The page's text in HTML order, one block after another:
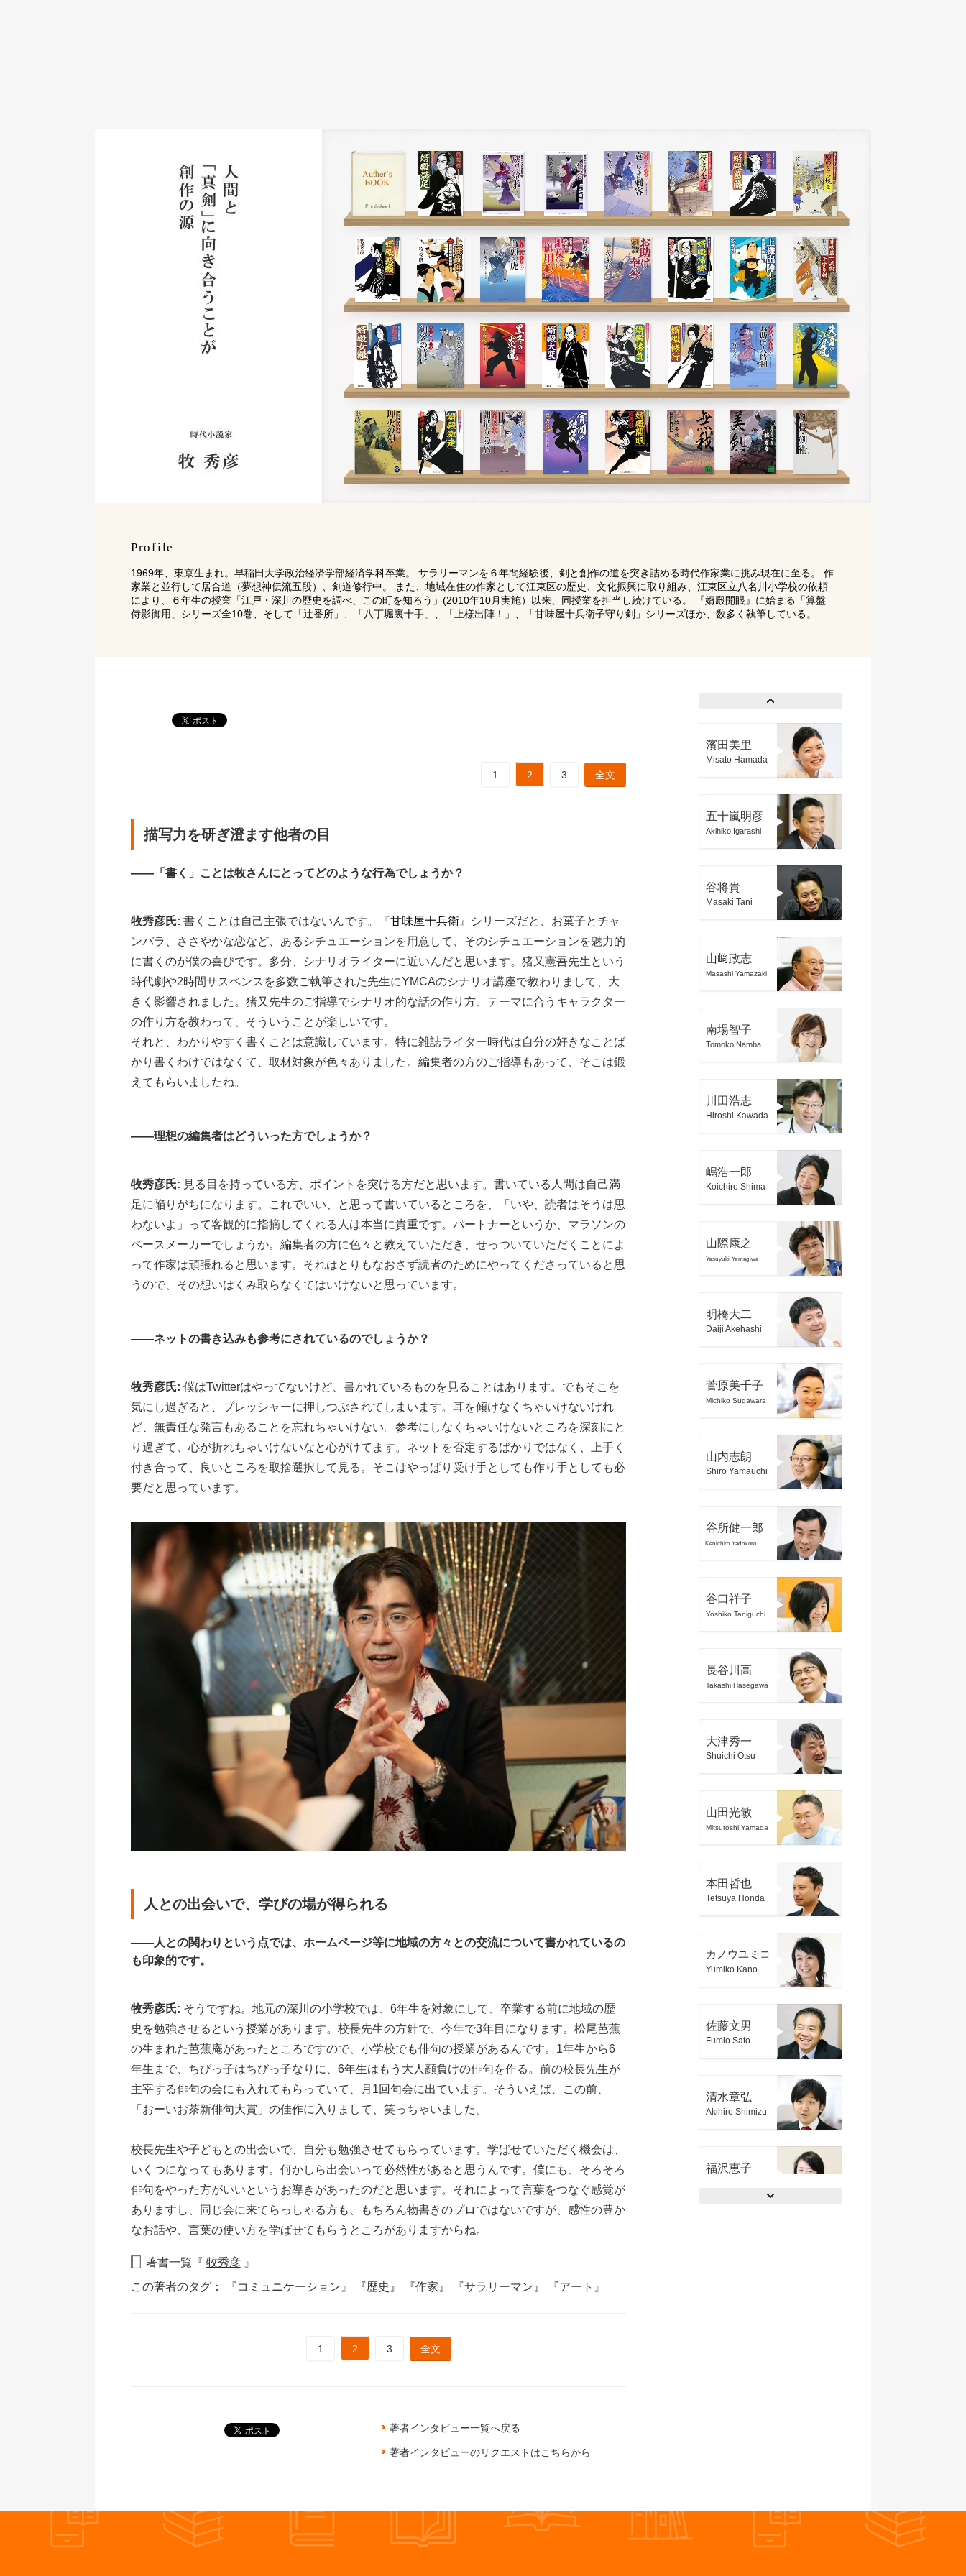
Profile
1969年、東京生まれ。早稲田大学政治経済学部経済学科卒業。 サラリーマンを６年間経験後、剣と創作の道を突き詰める時代作家業に挑み現在に至る。 作
家業と並行して居合道（夢想神伝流五段）、剣道修行中。 また、地域在住の作家として江東区の歴史、文化振興に取り組み、江東区立八名川小学校の依頼
により、６年生の授業「江戸・深川の歴史を調べ、この町を知ろう」(2010年10月実施）以来、同授業を担当し続けている。 『婿殿開眼』に始まる「算盤
侍影御用」シリーズ全10巻、そして「辻番所」、「八丁堀裏十手」、「上様出陣！」、「甘味屋十兵衛子守り剣」シリーズほか、数多く執筆している。
1 2 3 全文
描写力を研ぎ澄ます他者の目
――「書く」ことは牧さんにとってどのような行為でしょうか？
牧秀彦氏: 書くことは自己主張ではないんです。『甘味屋十兵衛 』シリーズだと、お菓子とチャ
ンバラ、ささやかな恋など、あるシチュエーションを用意して、そのシチュエーションを魅力的
に書くのが僕の喜びです。多分、シナリオライターに近いんだと思います。猪又憲吾先生という
時代劇や2時間サスペンスを多数ご執筆された先生にYMCAのシナリオ講座で教わりまして、大
きく影響されました。猪又先生のご指導でシナリオ的な話の作り方、テーマに合うキャラクター
の作り方を教わって、そういうことが楽しいです。
それと、わかりやすく書くことは意識しています。特に雑誌ライター時代は自分の好きなことば
かり書くわけではなくて、取材対象が色々ありました。編集者の方のご指導もあって、そこは鍛
えてもらいましたね。
――理想の編集者はどういった方でしょうか？
牧秀彦氏: 見る目を持っている方、ポイントを突ける方だと思います。書いている人間は自己満
足に陥りがちになります。これでいい、と思って書いているところを、「いや、読者はそうは思
わないよ」って客観的に指摘してくれる人は本当に貴重です。パートナーというか、マラソンの
ペースメーカーでしょうか。編集者の方に色々と教えていただき、せっついていただくことによ
って作家は頑張れると思います。それはとりもなおさず読者のためにやってくださっていると思
うので、その想いはくみ取らなくてはいけないと思っています。
――ネットの書き込みも参考にされているのでしょうか？
牧秀彦氏: 僕はTwitterはやってないけど、書かれているものを見ることはあります。でもそこを
気にし過ぎると、プレッシャーに押しつぶされてしまいます。耳を傾けなくちゃいけないけれ
ど、無責任な発言もあることを忘れちゃいけない。参考にしなくちゃいけないところを深刻にと
り過ぎて、心が折れちゃいけないなと心がけてます。ネットを否定するばかりではなく、上手く
付き合って、良いところを取捨選択して見る。そこはやっぱり受け手としても作り手としても必
要だと思っています。
人との出会いで、学びの場が得られる
――人との関わりという点では、ホームページ等に地域の方々との交流について書かれているの
も印象的です。
牧秀彦氏: そうですね。地元の深川の小学校では、6年生を対象にして、卒業する前に地域の歴
史を勉強させるという授業があります。校長先生の方針で、今年で3年目になります。松尾芭蕉
の生まれた芭蕉庵があったところですので、小学校でも俳句の授業があるんです。1年生から6
年生まで、ちびっ子はちびっ子なりに、6年生はもう大人顔負けの俳句を作る。前の校長先生が
主宰する俳句の会にも入れてもらっていて、月1回句会に出ています。そういえば、この前、
「おーいお茶新俳句大賞」の佳作に入りまして、笑っちゃいました。
校長先生や子どもとの出会いで、自分も勉強させてもらっています。学ばせていただく機会は、
いくつになってもあります。何かしら出会いって必然性があると思うんです。僕にも、そろそろ
俳句をやった方がいいというお導きがあったのだと思います。それによって言葉をつなぐ感覚が
ありますし、同じ会に来てらっしゃる方も、もちろん物書きのプロではないですが、感性の豊か
なお話や、言葉の使い方を学ばせてもらうところがありますからね。
著書一覧『 牧秀彦』
この著者のタグ：
『コミュニケーション』 『歴史』 『作家』 『サラリーマン』 『アート』
1 2 3 全文
著者インタビュー一覧へ戻る
著者インタビューのリクエストはこちらから
濱田美里
Misato Hamada
五十嵐明彦
Akihiko Igarashi
谷将貴
Masaki Tani
山﨑政志
Masashi Yamazaki
南場智子
Tomoko Namba
川田浩志
Hiroshi Kawada
嶋浩一郎
Koichiro Shima
山際康之
Yasuyuki Yamagiwa
明橋大二
Daiji Akehashi
菅原美千子
Michiko Sugawara
山内志朗
Shiro Yamauchi
谷所健一郎
Kenichiro Yadokoro
谷口祥子
Yoshiko Taniguchi
長谷川高
Takashi Hasegawa
大津秀一
Shuichi Otsu
山田光敏
Mitsutoshi Yamada
本田哲也
Tetsuya Honda
カノウユミコ
Yumiko Kano
佐藤文男
Fumio Sato
清水章弘
Akihiro Shimizu
福沢恵子